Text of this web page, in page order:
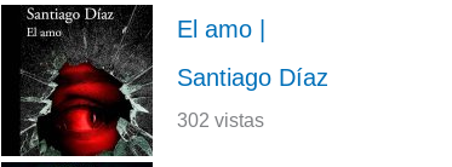
El amo |
Santiago Díaz
302 vistas